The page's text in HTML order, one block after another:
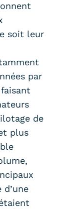
soit leur
par
de
plus